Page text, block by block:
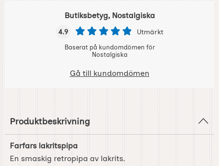
Butiksbetyg, Nostalgiska
4.9 Utmärkt
Baserat på kundomdömen för
Nostalgiska
Gå till kundomdömen
Produktbeskrivning
Farfars lakritspipa
En smaskig retropipa av lakrits.